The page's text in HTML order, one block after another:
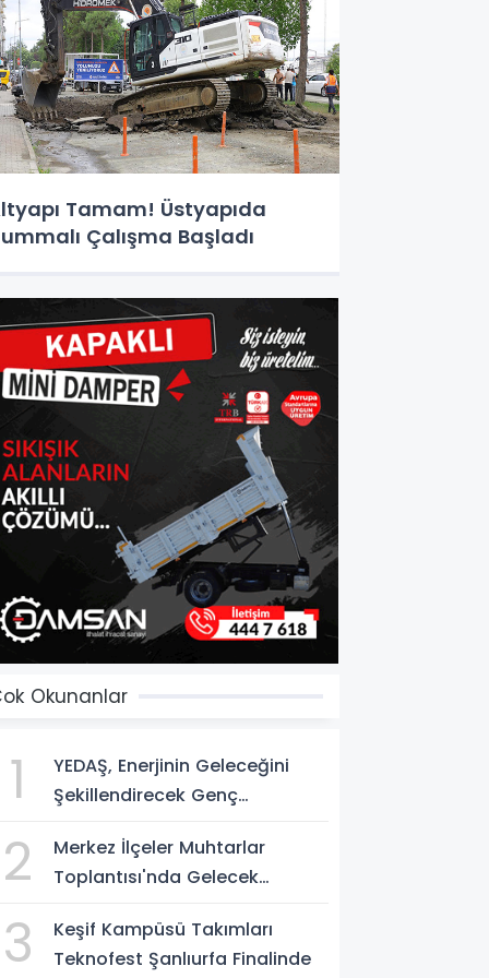
Tamam! Üstyapıda
Çalışma Başladı
Okunanlar
1
YEDAŞ, Enerjinin Geleceğini
Şekillendirecek Genç
2
Merkez İlçeler Muhtarlar
Toplantısı'nda Gelecek
3
Keşif Kampüsü Takımları
Teknofest Şanlıurfa Finalinde